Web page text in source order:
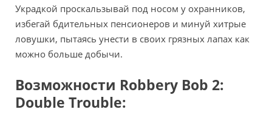
Украдкой проскальзывай под носом у охранников,
избегай бдительных пенсионеров и минуй хитрые
ловушки, пытаясь унести в своих грязных лапах как
можно больше добычи.
Возможности Robbery Bob 2:
Double Trouble: